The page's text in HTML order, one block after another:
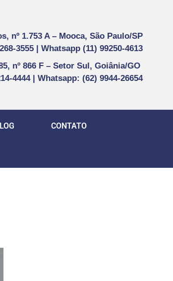
nº 1.753 A – Mooca, São Paulo/SP
3555 | Whatsapp (11) 99250-4613
nº 866 F – Setor Sul, Goiânia/GO
4444 | Whatsapp: (62) 9944-26654
CONTATO